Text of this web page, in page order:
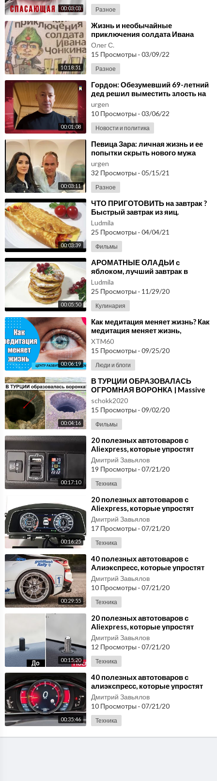
00:03:03 Разное
10:18:51
⁣Жизнь и необычайные
приключения солдата Ивана
Чонкина. Войнович.
Олег С.
15 Просмотры · 03/09/22
Разное
00:01:08
⁣Гордон: Обезумевший 69-летний
дед решил выместить злость на
стране, которую он никогда не
понимал
urgen
10 Просмотры · 03/06/22
Новости и политика
00:03:11
⁣Певица Зара: личная жизнь и ее
попытки скрыть нового мужа
urgen
32 Просмотры · 05/15/21
Разное
00:03:39
⁣ЧТО ПРИГОТОВИТЬ на завтрак ?
Быстрый завтрак из яиц.
Ludmila
25 Просмотры · 04/04/21
Фильмы
00:05:50
⁣АРОМАТНЫЕ ОЛАДЬИ с
яблоком, лучший завтрак в
выходные дни
Ludmila
25 Просмотры · 11/29/20
Кулинария
00:06:19
⁣Как медитация меняет жизнь? Как
медитация меняет жизнь,
гармонизирует Вас и избавляет от
негатива
XTM60
15 Просмотры · 09/25/20
Люди и блоги
00:04:16
⁣В ТУРЦИИ ОБРАЗОВАЛАСЬ
ОГРОМНАЯ ВОРОНКА | Massive
sinkhole open up in Turkey
#ДрожьЗемли #Турция
schokk2020
15 Просмотры · 09/02/20
Фильмы
00:17:10
⁣20 полезных автотоваров с
Aliexpress, которые упростят
жизнь любому автовладельцу
№44
Дмитрий Завьялов
19 Просмотры · 07/21/20
Техника
00:16:25
⁣20 полезных автотоваров с
Aliexpress, которые упростят
жизнь любому автовладельцу
№43
Дмитрий Завьялов
17 Просмотры · 07/21/20
Техника
00:29:55
⁣40 полезных автотоваров с
Алиэкспресс, которые упростят
жизнь любому автовладельцу #9
Дмитрий Завьялов
10 Просмотры · 07/21/20
Техника
00:15:20
⁣20 полезных автотоваров с
Aliexpress, которые упростят
жизнь любому автовладельцу
№42
Дмитрий Завьялов
12 Просмотры · 07/21/20
Техника
00:35:46
⁣40 полезных автотоваров с
алиэкспресс, которые упростят
жизнь любому автовладельцу #8
Дмитрий Завьялов
10 Просмотры · 07/21/20
Техника